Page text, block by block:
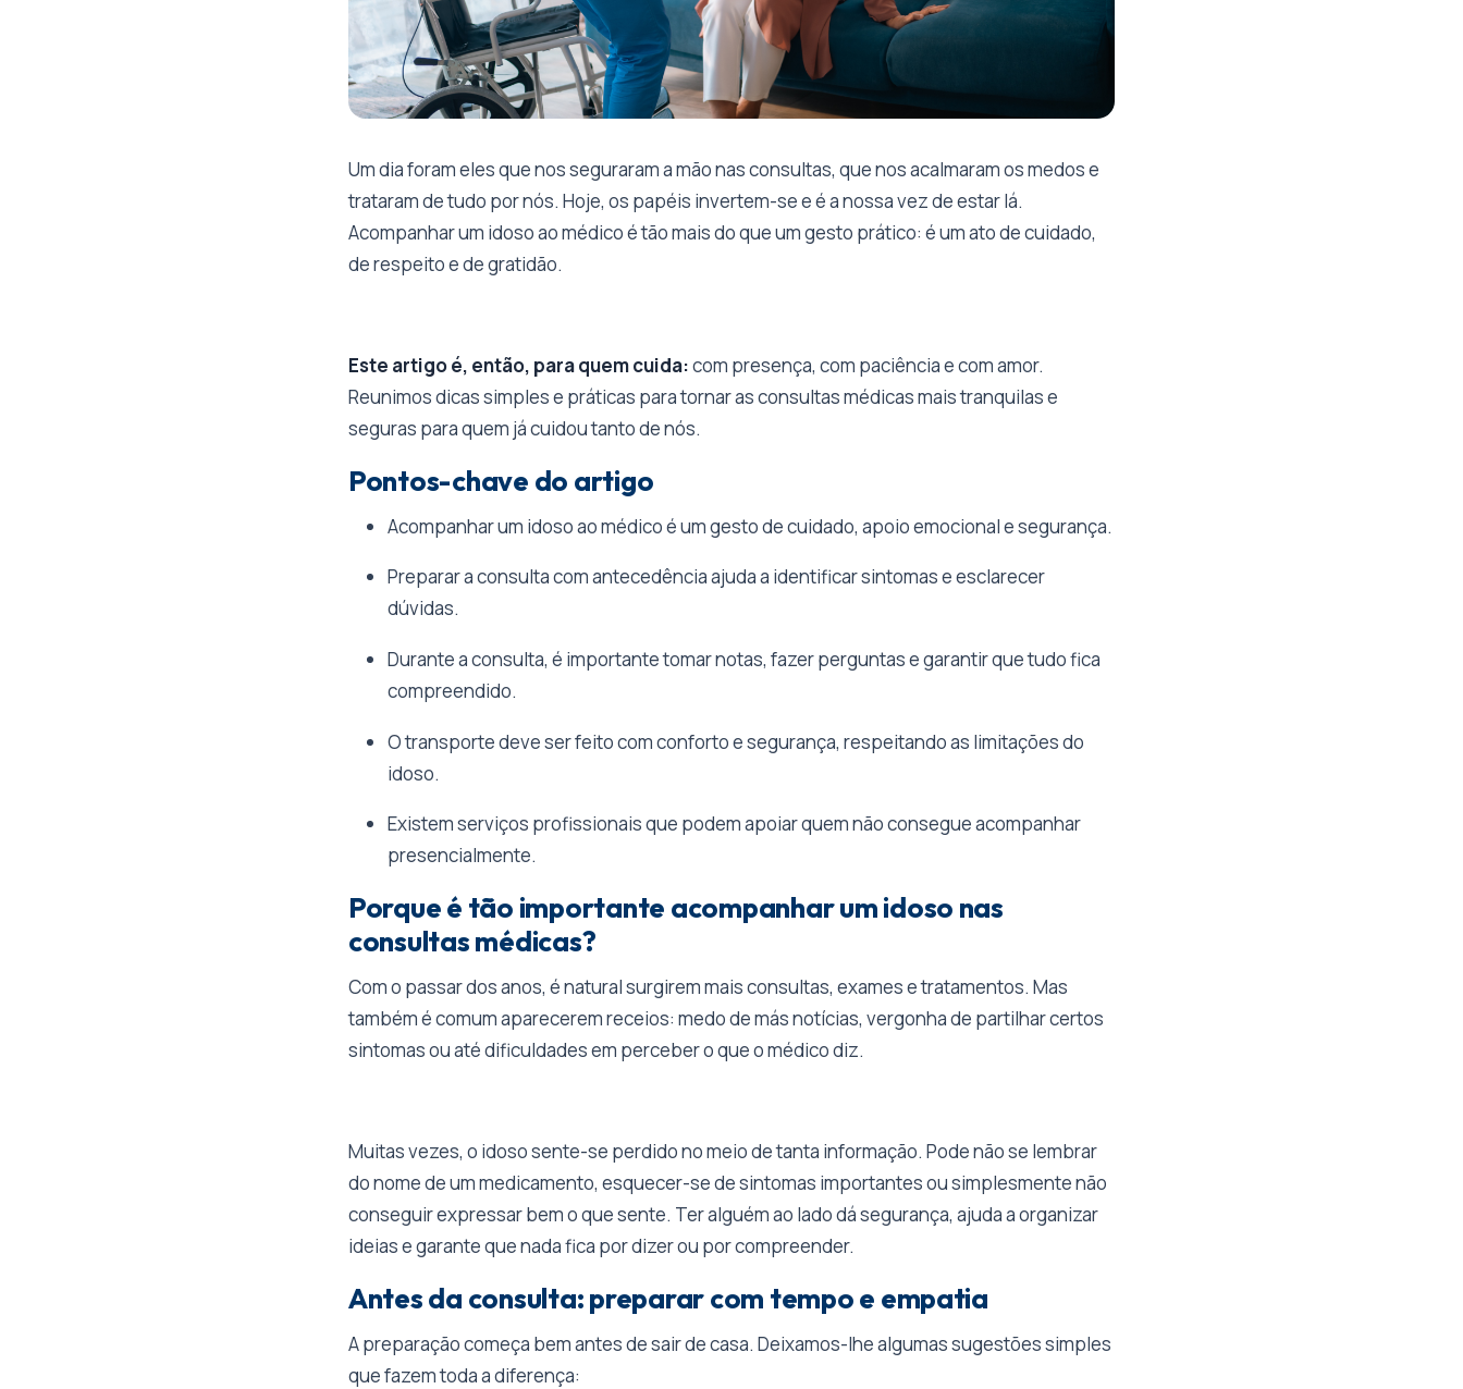
Um dia foram eles que nos seguraram a mão nas consultas, que nos acalmaram os medos e
trataram de tudo por nós. Hoje, os papéis invertem-se e é a nossa vez de estar lá.
Acompanhar um idoso ao médico é tão mais do que um gesto prático: é um ato de cuidado,
de respeito e de gratidão.
Este artigo é, então, para quem cuida:com presença, com paciência e com amor.
Reunimos dicas simples e práticas para tornar as consultas médicas mais tranquilas e
seguras para quem já cuidou tanto de nós.
Pontos-chave do artigo
Acompanhar um idoso ao médico é um gesto de cuidado, apoio emocional e segurança.
Preparar a consulta com antecedência ajuda a identificar sintomas e esclarecer
dúvidas.
Durante a consulta, é importante tomar notas, fazer perguntas e garantir que tudo fica
compreendido.
O transporte deve ser feito com conforto e segurança, respeitando as limitações do
idoso.
Existem serviços profissionais que podem apoiar quem não consegue acompanhar
presencialmente.
Porque é tão importante acompanhar um idoso nas
consultas médicas?
Com o passar dos anos, é natural surgirem mais consultas, exames e tratamentos. Mas
também é comum aparecerem receios: medo de más notícias, vergonha de partilhar certos
sintomas ou até dificuldades em perceber o que o médico diz.
Muitas vezes, o idoso sente-se perdido no meio de tanta informação. Pode não se lembrar
do nome de um medicamento, esquecer-se de sintomas importantes ou simplesmente não
conseguir expressar bem o que sente. Ter alguém ao lado dá segurança, ajuda a organizar
ideias e garante que nada fica por dizer ou por compreender.
Antes da consulta: preparar com tempo e empatia
A preparação começa bem antes de sair de casa. Deixamos-lhe algumas sugestões simples
que fazem toda a diferença: